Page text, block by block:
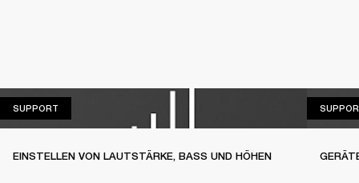
SUPPORT
EINSTELLEN VON LAUTSTÄRKE, BASS UND HÖHEN